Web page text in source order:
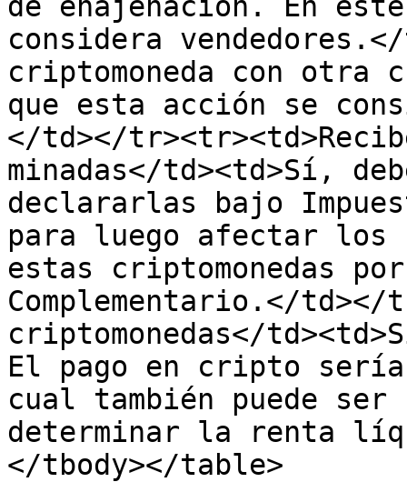
considera
criptomoneda con otra
que esta acción se
</td></
minadas</td><td>Sí,
declararlas bajo
para luego afectar los
estas criptomonedas
Complementario.</td></
criptomonedas</
El pago en cripto
cual también puede
determinar la renta
</tbody></table>